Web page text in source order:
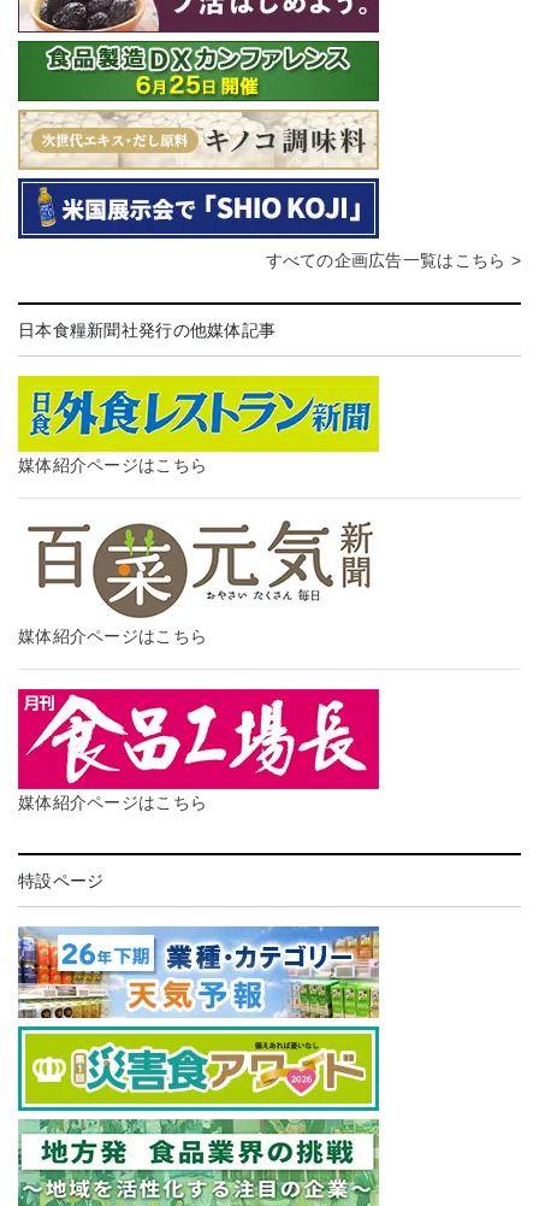
すべての企画広告一覧はこちら >
日本食糧新聞社発行の他媒体記事
媒体紹介ページはこちら
媒体紹介ページはこちら
媒体紹介ページはこちら
特設ページ